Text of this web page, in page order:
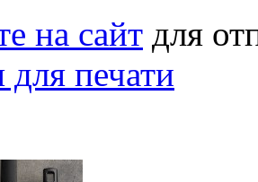
на сайт для
для печати